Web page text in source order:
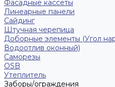
Фасадные кассеты
Линеарные панели
Сайдинг
Штучная черепица
Доборные элементы (Угол
Водоотлив оконный)
Саморезы
OSB
Утеплитель
Заборы/ограждения